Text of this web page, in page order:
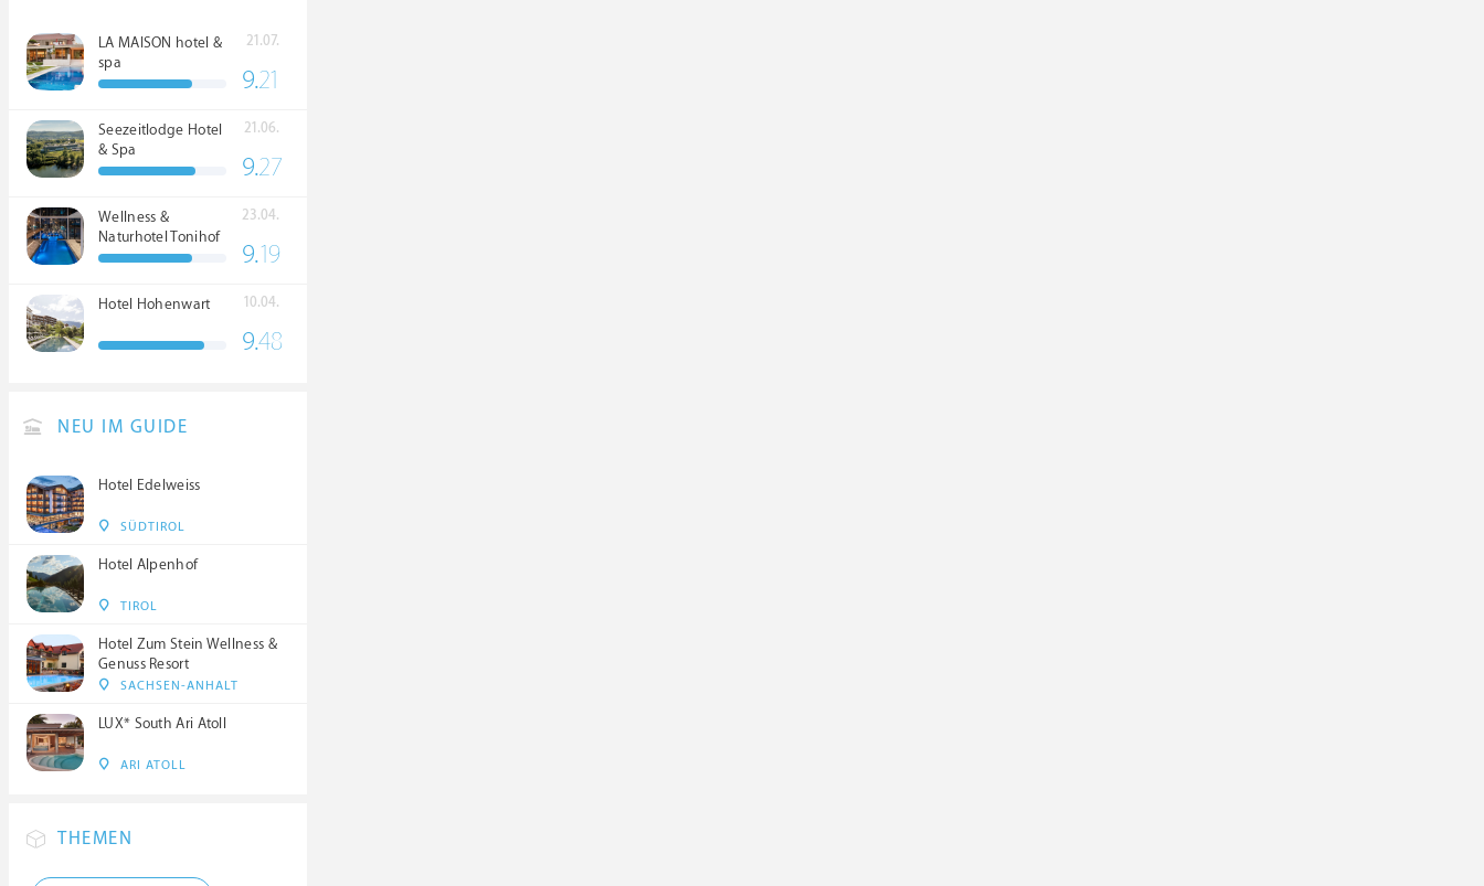
LA MAISON hotel &
spa
21.07.
9.21
Seezeitlodge Hotel
& Spa
21.06.
9.27
Wellness &
Naturhotel Tonihof
****S
23.04.
9.19
Hotel Hohenwart 10.04.
9.48
NEU IM GUIDE
Hotel Edelweiss
SÜDTIROL
Hotel Alpenhof
TIROL
Hotel Zum Stein Wellness &
Genuss Resort
SACHSEN-ANHALT
LUX* South Ari Atoll
ARI ATOLL
THEMEN